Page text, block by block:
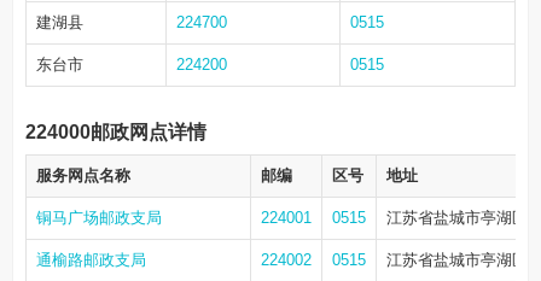
建湖县 224700 0515
东台市 224200 0515
224000邮政网点详情
服务网点名称 邮编 区号 地址
铜马广场邮政支局 224001 0515 江苏省盐城市亭湖区
通榆路邮政支局 224002 0515 江苏省盐城市亭湖区